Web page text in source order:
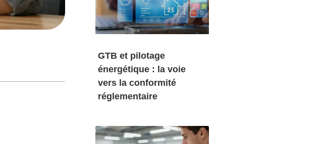
GTB et pilotage
énergétique : la voie
vers la conformité
réglementaire